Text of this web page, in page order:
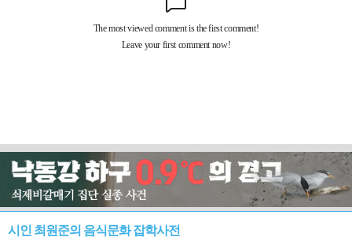
시인 최원준의 음식문화 잡학사전